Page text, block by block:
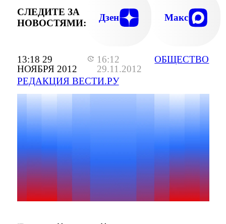
13:18 29
НОЯБРЯ 2012
16:12
29.11.2012
РЕДАКЦИЯ ВЕСТИ.РУ
ОБЩЕСТВО
БИЗНЕСА В
СЛЕДИТЕ ЗА
НОВОСТЯМИ:
Дзен Макс